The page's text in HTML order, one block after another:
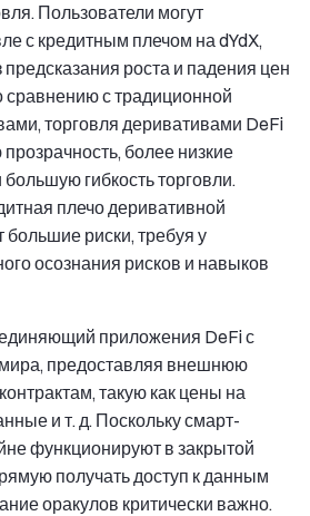
Пользователи могут
с кредитным плечом на dYdX,
роста и падения цен
с традиционной
торговля деривативами DeFi
более низкие
гибкость торговли.
плечо деривативной
большие риски, требуя у
осознания рисков и навыков
приложения DeFi с
предоставляя внешнюю
такую как цены на
и т. д. Поскольку смарт-
функционируют в закрытой
получать доступ к данным
оракулов критически важно.